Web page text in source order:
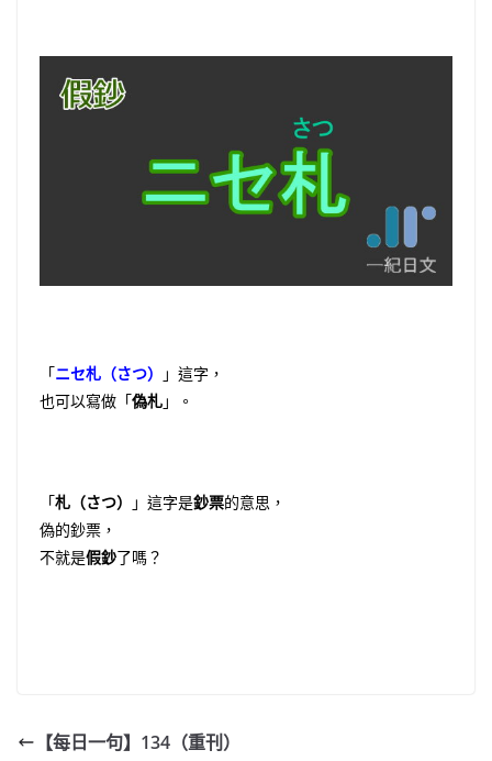
「ニセ札（さつ）
」這字，
也可以寫做「偽札」。
「札（さつ） 」這字是鈔票的意思，
偽的鈔票，
不就是假鈔了嗎？
【每日一句】134（重刊）